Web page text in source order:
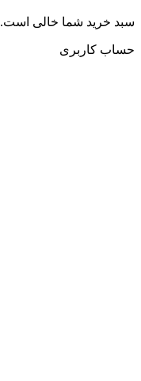
سبد خرید شما خالی است.
حساب کاربری